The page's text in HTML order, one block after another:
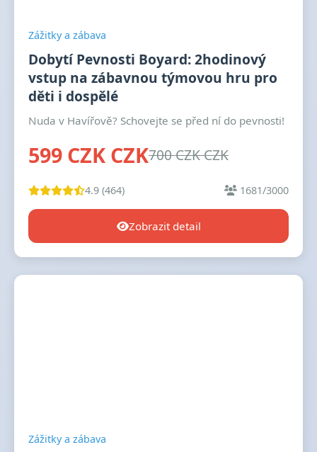
Zážitky a zábava
Dobytí Pevnosti Boyard: 2hodinový
vstup na zábavnou týmovou hru pro
děti i dospělé
Nuda v Havířově? Schovejte se před ní do pevnosti!
599 CZK CZK700 CZK CZK
4.9 (464) 1681/3000
Zobrazit detail
Zážitky a zábava